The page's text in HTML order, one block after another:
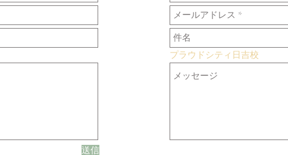
送信
プラウドシティ日吉校